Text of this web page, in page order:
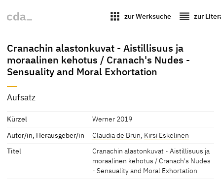
apps zur Werksuche reorder zur
Cranachin alastonkuvat - Aistillisuus ja
moraalinen kehotus / Cranach's Nudes -
Sensuality and Moral Exhortation
Aufsatz
Kürzel
Werner 2019
Autor/in, Herausgeber/in
Claudia de Brün, Kirsi Eskelinen
Titel
Cranachin alastonkuvat - Aistillisuus ja
moraalinen kehotus / Cranach's Nudes
- Sensuality and Moral Exhortation